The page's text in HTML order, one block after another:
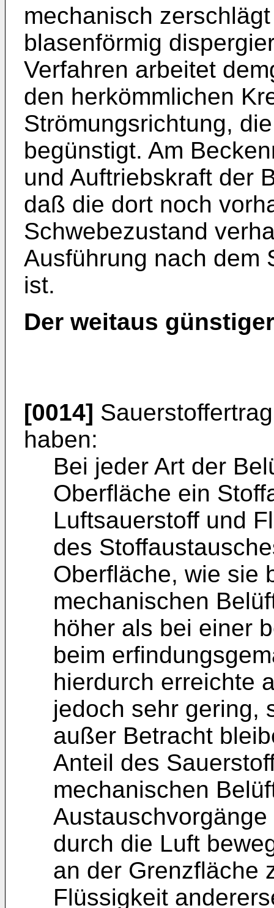
mechanisch
blasenförmig
Verfahren arbeitet
den herkömmlichen
Strömungsrichtung,
begünstigt. Am
und Auftriebskraft der
daß die dort noch
Schwebezustand
Ausführung nach dem
ist.
Der weitaus
[0014]
haben:
Bei jeder Art der
Oberfläche ein
Luftsauerstoff und
des
Oberfläche, wie sie
mechanischen
höher als bei einer
beim
hierdurch erreichte
jedoch sehr gering,
außer Betracht
Anteil des
mechanischen
durch die Luft
an der Grenzfläche
Flüssigkeit